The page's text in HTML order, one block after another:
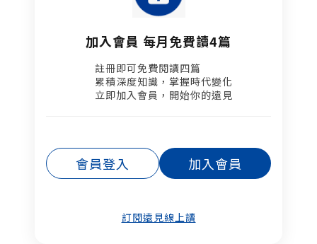
加入會員 每月免費讀4篇
註冊即可免費閱讀四篇​
累積深度知識，掌握時代變化​
立即加入會員，開始你的遠見
會員登入 加入會員
訂閱遠見線上讀